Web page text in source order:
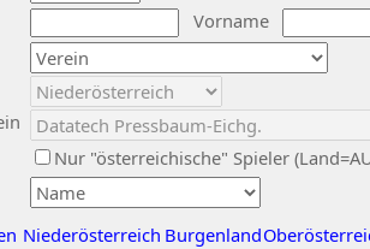
Vorname
Nur "österreichische" Spieler
Niederösterreich Burgenland